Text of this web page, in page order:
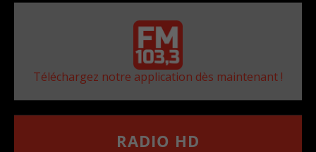
Téléchargez notre application dès maintenant !
RADIO HD